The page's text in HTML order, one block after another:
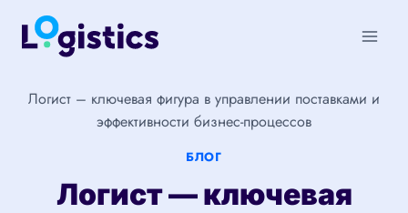
Перейти
Логист – ключевая фигура в управлении поставками и
эффективности бизнес-процессов
БЛОГ
Логист — ключевая